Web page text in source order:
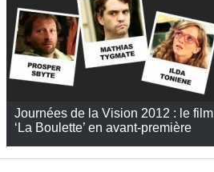
Journées de la Vision 2012 : le film
‘La Boulette’ en avant-première